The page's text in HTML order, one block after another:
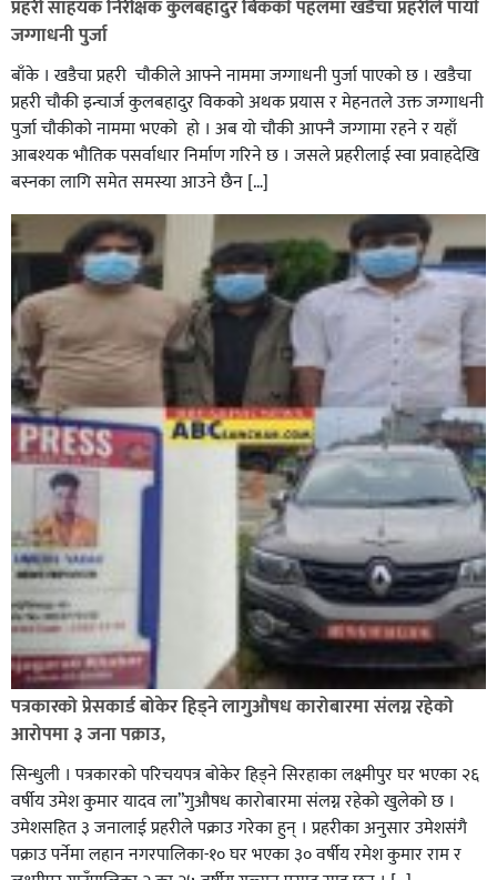
घोराहीको समृद्धिका लागि वडा–वडामा विशेष अभियान सञ्चालन
हुने,
प्रहरी साहयक निरीक्षक कुलबहादुर बिककाे पहलमा खडैचा प्रहरीले पायाे
जग्गाधनी पुर्जा
बाँके । खडैचा प्रहरी चाैकीले आफ्ने नाममा जग्गाधनी पुर्जा पाएकाे छ । खडैचा
प्रहरी चाैकी इन्चार्ज कुलबहादुर विककाे अथक प्रयास र मेहनतले उक्त जग्गाधनी
पुर्जा चाैकीकाे नाममा भएको हाे । अब याे चाैकी आफ्नै जग्गामा रहने र यहाँ
आबश्यक भाैतिक पसर्वाधार निर्माण गरिने छ । जसले प्रहरीलाई स्वा प्रवाहदेखि
बस्नका लागि समेत समस्या आउने छैन […]
पत्रकारको प्रेसकार्ड बोकेर हिड्ने लागुऔषध कारोबारमा संलग्न रहेको
आरोपमा ३ जना पक्राउ,
सिन्धुली । पत्रकारको परिचयपत्र बोकेर हिड्ने सिरहाका लक्ष्मीपुर घर भएका २६
वर्षीय उमेश कुमार यादव ला”गुऔषध कारोबारमा संलग्न रहेको खुलेको छ ।
उमेशसहित ३ जनालाई प्रहरीले पक्राउ गरेका हुन् । प्रहरीका अनुसार उमेशसंगै
पक्राउ पर्नेमा लहान नगरपालिका-१० घर भएका ३० वर्षीय रमेश कुमार राम र